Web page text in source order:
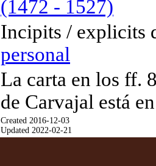
(1472 - 1527)
Incipits / explicits
personal
La carta en los ff.
de Carvajal está
Created 2016-12-03
Updated 2022-02-21